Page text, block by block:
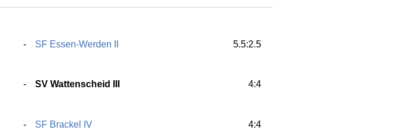
SF Essen-Werden II 5.5:2.5
SV Wattenscheid III 4:4
SF Brackel IV 4:4